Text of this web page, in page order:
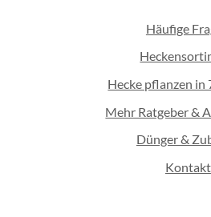
Häufige
Hecke pflanzen in
Mehr Ratgeber &
Dünger &
Kontakt